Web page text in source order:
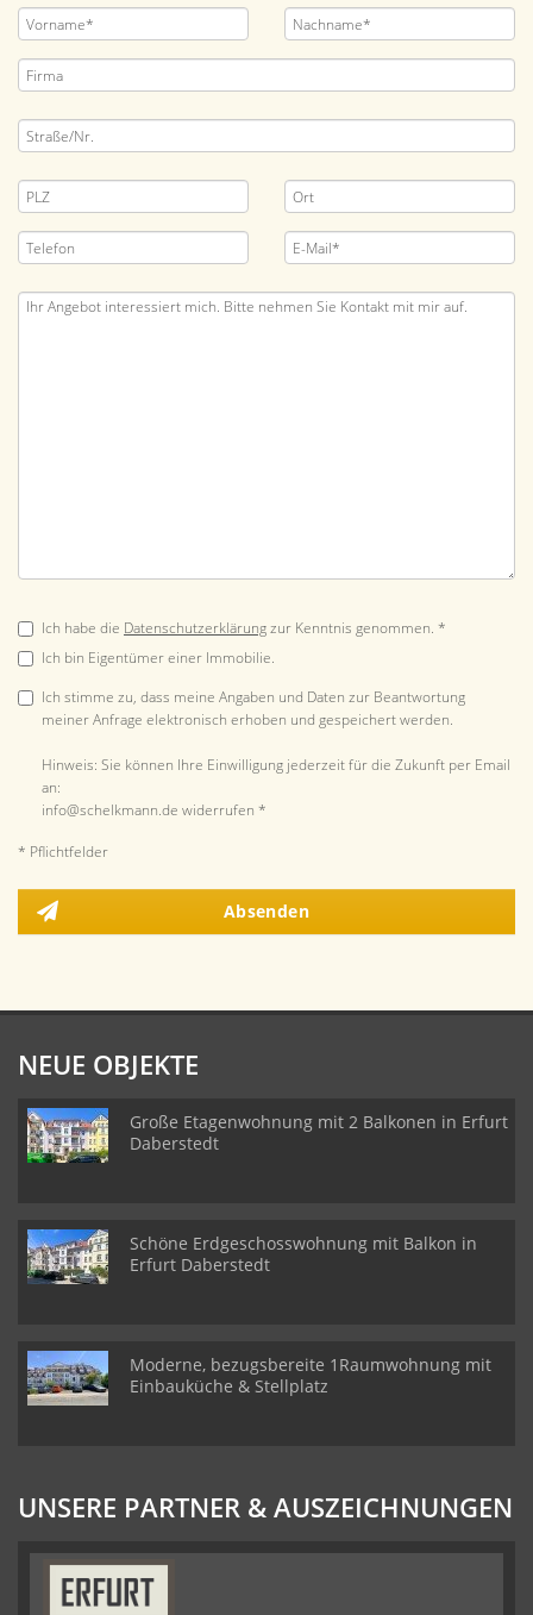
Ich habe die Datenschutzerklärungzur Kenntnis genommen. *
Ich bin Eigentümer einer Immobilie.
Ich stimme zu, dass meine Angaben und Daten zur Beantwortung
meiner Anfrage elektronisch erhoben und gespeichert werden.
Hinweis: Sie können Ihre Einwilligung jederzeit für die Zukunft per Email
an:
info@schelkmann.de widerrufen *
* Pflichtfelder
Absenden
NEUE OBJEKTE
Große Etagenwohnung mit 2 Balkonen in Erfurt
Daberstedt
Schöne Erdgeschosswohnung mit Balkon in
Erfurt Daberstedt
Moderne, bezugsbereite 1Raumwohnung mit
Einbauküche & Stellplatz
UNSERE PARTNER & AUSZEICHNUNGEN